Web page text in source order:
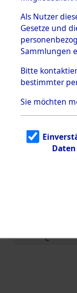
mente
5.
5.3
5.3.1
zu
en
5.3.2
g
5.3.3
e
Als Nutzer
Gesetze und
Sammlungen
Bitte
bestimmter
Sie möchten